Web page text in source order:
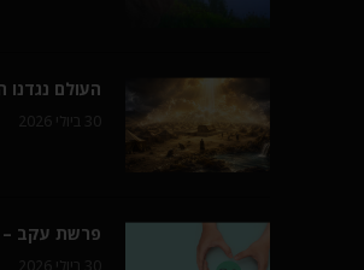
העולם
פרשת עקב